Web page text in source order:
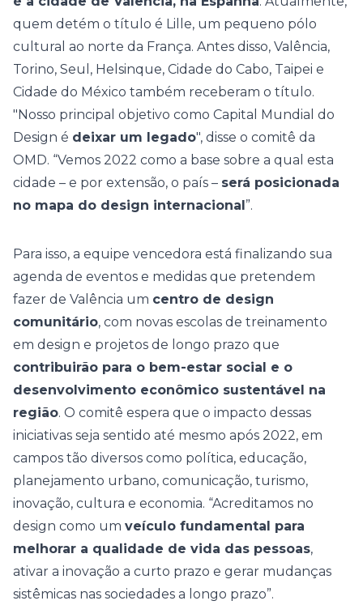
quem detém o título é Lille, um pequeno pólo
cultural ao norte da França. Antes disso, Valência,
Torino, Seul, Helsinque, Cidade do Cabo, Taipei e
Cidade do México também receberam o título.
"Nosso principal objetivo como Capital Mundial do
Design é deixar um legado", disse o comitê da
OMD. “Vemos 2022 como a base sobre a qual esta
cidade – e por extensão, o país – será posicionada
no mapa do design internacional”.
Para isso, a equipe vencedora está finalizando sua
agenda de eventos e medidas que pretendem
fazer de Valência um centro de design
comunitário, com novas escolas de treinamento
em design e projetos de longo prazo que
contribuirão para o bem-estar social e o
desenvolvimento econômico sustentável na
região. O comitê espera que o impacto dessas
iniciativas seja sentido até mesmo após 2022, em
campos tão diversos como política, educação,
planejamento urbano, comunicação, turismo,
inovação, cultura e economia. “Acreditamos no
design como um veículo fundamental para
melhorar a qualidade de vida das pessoas,
ativar a inovação a curto prazo e gerar mudanças
sistêmicas nas sociedades a longo prazo”.